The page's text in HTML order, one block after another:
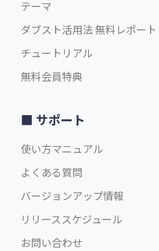
テーマ
ダブスト活用法 無料レポート
チュートリアル
無料会員特典
サポート
使い方マニュアル
よくある質問
バージョンアップ情報
リリーススケジュール
お問い合わせ